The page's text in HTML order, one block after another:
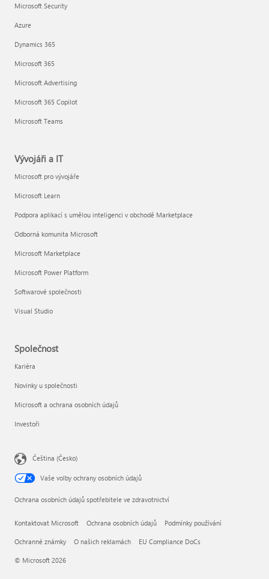
Microsoft Security
Azure
Dynamics 365
Microsoft 365
Microsoft Advertising
Microsoft 365 Copilot
Microsoft Teams
Vývojáři a IT
Microsoft pro vývojáře
Microsoft Learn
Podpora aplikací s umělou inteligenci v obchodě Marketplace
Odborná komunita Microsoft
Microsoft Marketplace
Microsoft Power Platform
Softwarové společnosti
Visual Studio
Společnost
Kariéra
Novinky u společnosti
Microsoft a ochrana osobních údajů
Investoři
Čeština (Česko)
Vaše volby ochrany osobních údajů
Ochrana osobních údajů spotřebitele ve zdravotnictví
Kontaktovat Microsoft Ochrana osobních údajů Podmínky používání
Ochranné známky O našich reklamách EU Compliance DoCs
© Microsoft 2026